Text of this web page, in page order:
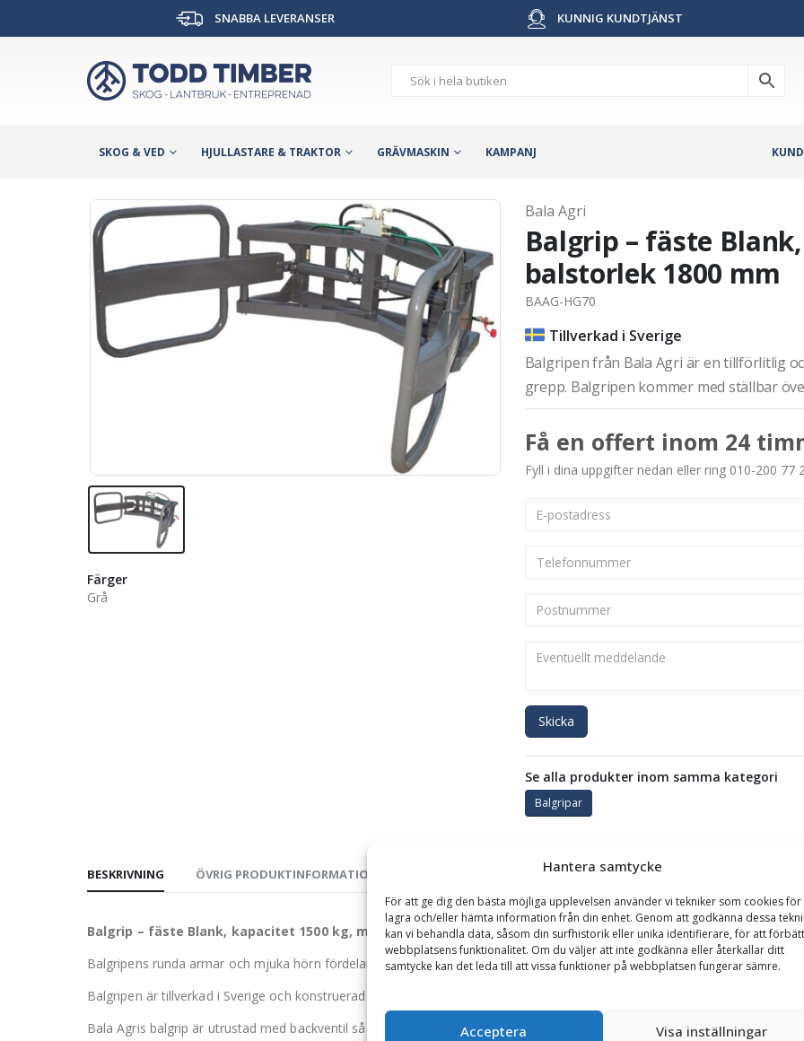
Hantera samtycke
För att ge dig den bästa möjliga upplevelsen använder vi tekniker som cookies
lagra och/eller hämta information från din enhet. Genom att godkänna dessa
kan vi behandla data, såsom din surfhistorik eller unika identifierare, för att
webbplatsens funktionalitet. Om du väljer att inte godkänna eller återkallar ditt
samtycke kan det leda till att vissa funktioner på webbplatsen fungerar sämre.
Acceptera Visa inställningar
SNABBA LEVERANSER KUNNIG KUNDTJÄNST
SKOG & VED HJULLASTARE & TRAKTOR GRÄVMASKIN KAMPANJ
Färger
Grå
Bala Agri
Balgrip – fäste
balstorlek 1800 mm
BAAG-HG70
Tillverkad i Sverige
Balgripen från Bala Agri är en tillförlitlig
grepp. Balgripen kommer med ställbar
Få en offert inom 24
Fyll i dina uppgifter nedan eller ring 010-200 77
Skicka
Se alla produkter inom samma kategori
Balgripar
BESKRIVNING ÖVRIG PRODUKTINFORMATION
Balgrip – fäste Blank, kapacitet 1500 kg, max balstorlek 1800 mm
Balgripens runda armar och mjuka hörn fördelar trycket jämnt runt balen och motverkar att den skadas eller går sönder.
Balgripen är tillverkad i Sverige och konstruerad för maximal hållbarhet.
Bala Agris balgrip är utrustad med backventil så att armarna alltid får ett fast grepp om balen även om det exempelvis